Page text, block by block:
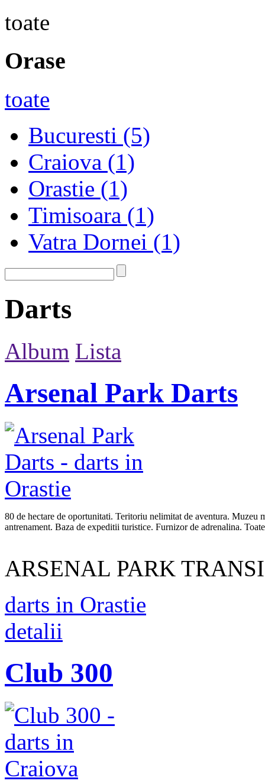
toate
Orase
toate
Bucuresti (5)
Craiova (1)
Orastie (1)
Timisoara (1)
Vatra Dornei (1)
Darts
Album Lista
Arsenal Park Darts
80 de hectare de oportunitati. Teritoriu nelimitat de aventura. Muzeu
antrenament. Baza de expeditii turistice. Furnizor de adrenalina.
ARSENAL PARK
darts in Orastie
detalii
Club 300